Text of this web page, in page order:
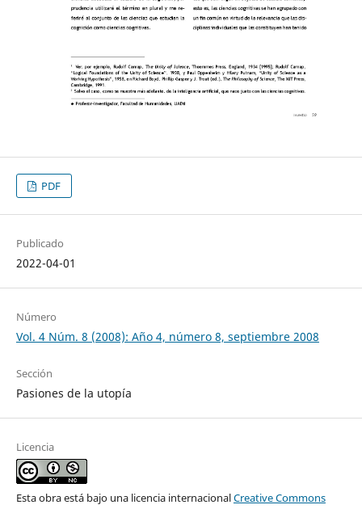
PDF
Publicado
2022-04-01
Número
Vol. 4 Núm. 8 (2008): Año 4, número 8, septiembre 2008
Sección
Pasiones de la utopía
Licencia
Esta obra está bajo una licencia internacionalCreative Commons